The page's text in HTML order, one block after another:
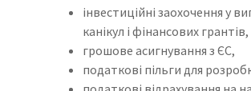
інвестиційні заохочення у
канікул і фінансових грантів,
грошове асигнування з ЄС,
податкові пільги для